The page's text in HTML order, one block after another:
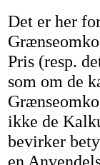
Det er her
Pris (resp.
som om de
ikke de
bevirker
en